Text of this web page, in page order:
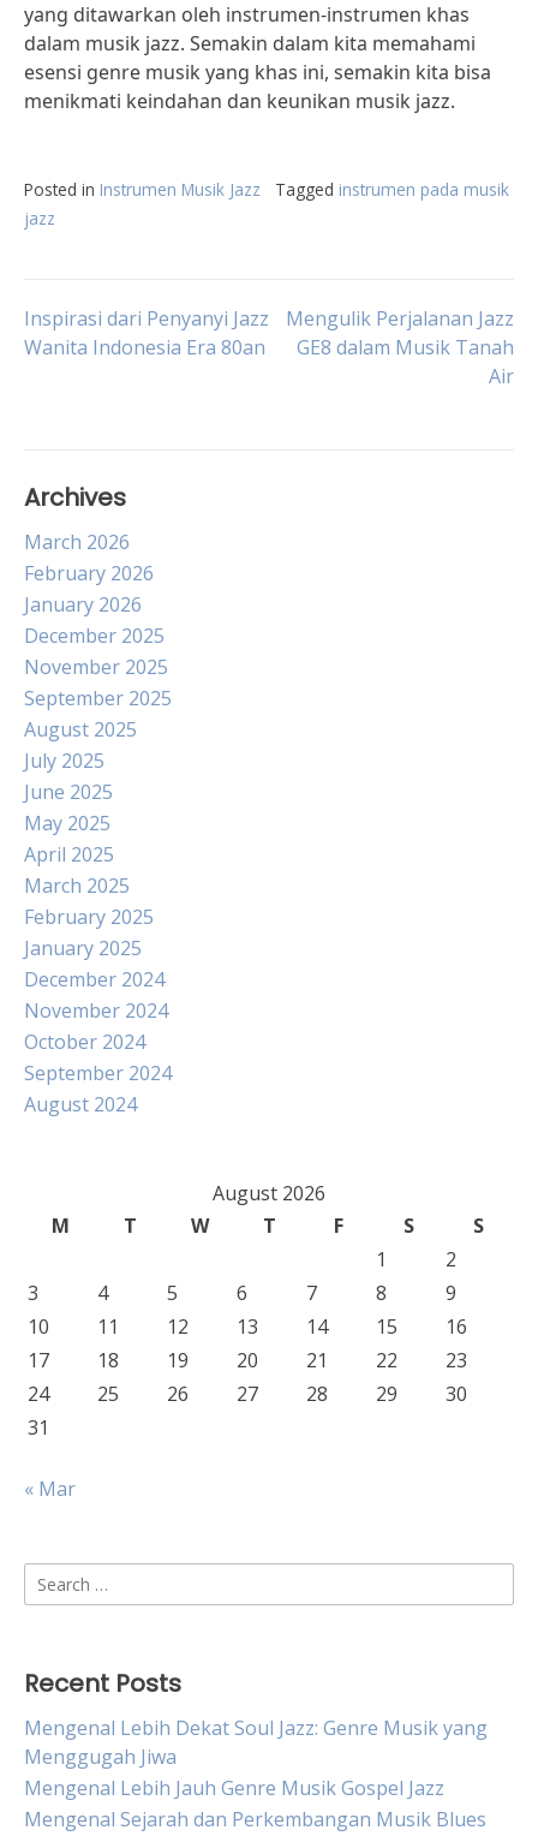
yang ditawarkan oleh instrumen-instrumen khas
dalam musik jazz. Semakin dalam kita memahami
esensi genre musik yang khas ini, semakin kita bisa
menikmati keindahan dan keunikan musik jazz.
Posted in Instrumen Musik Jazz Tagged instrumen pada musik
jazz
Post
Inspirasi dari Penyanyi Jazz
Wanita Indonesia Era 80an
Mengulik Perjalanan Jazz
GE8 dalam Musik Tanah
Air
Archives
March 2026
February 2026
January 2026
December 2025
November 2025
September 2025
August 2025
July 2025
June 2025
May 2025
April 2025
March 2025
February 2025
January 2025
December 2024
November 2024
October 2024
September 2024
August 2024
August 2026
M
T W T F S
S
1
2
3
4 5 6 7 8
9
10
11 12 13 14 15
16
17
18 19 20 21 22
23
24
25 26 27 28 29
30
31
« Mar
Search
for:
Recent Posts
Mengenal Lebih Dekat Soul Jazz: Genre Musik yang
Menggugah Jiwa
Mengenal Lebih Jauh Genre Musik Gospel Jazz
Mengenal Sejarah dan Perkembangan Musik Blues